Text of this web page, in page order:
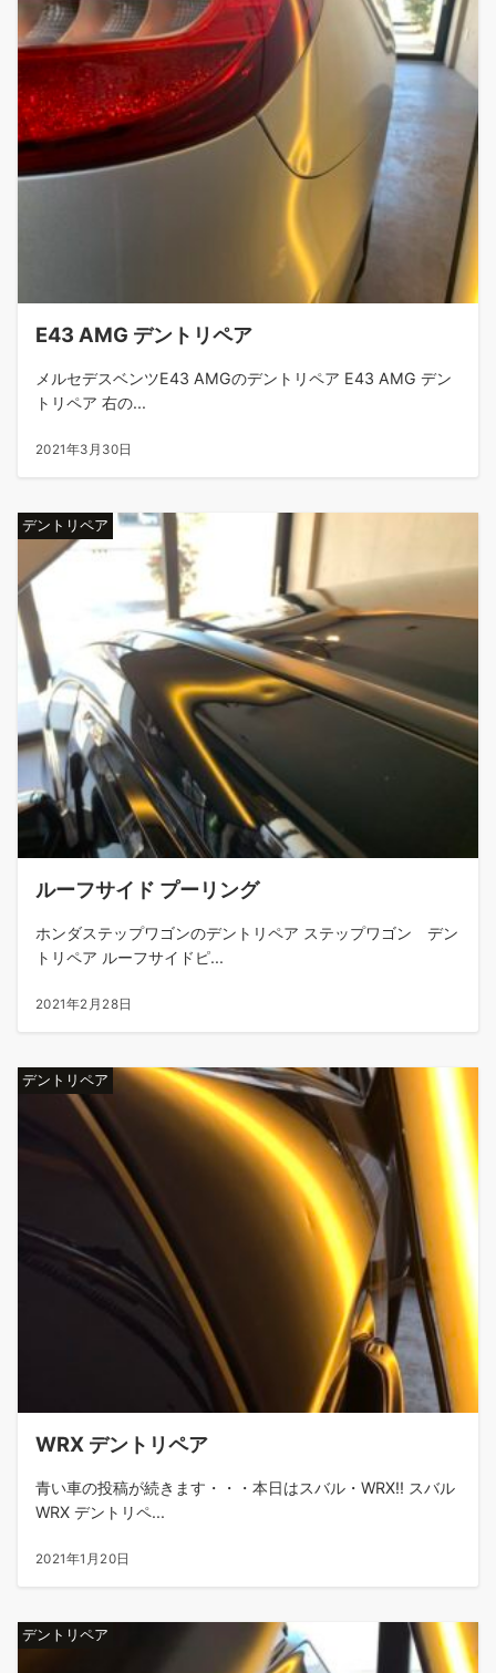
E43 AMG デントリペア
メルセデスベンツE43 AMGのデントリペア E43 AMG デン
トリペア 右の...
2021年3月30日
デントリペア
ルーフサイド プーリング
ホンダステップワゴンのデントリペア ステップワゴン デン
トリペア ルーフサイドピ...
2021年2月28日
デントリペア
WRX デントリペア
青い車の投稿が続きます・・・本日はスバル・WRX!! スバル
WRX デントリペ...
2021年1月20日
デントリペア